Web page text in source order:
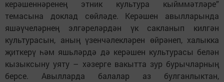
керәшеннәренең этник культура кыйммәтләре”
темасына доклад сөйләде. Керәшен авылларында
яшәүчеләрнең элгәреләрдән үк сакланып килгән
культурасын, аның үзенчәлекләрен өйрәнеп, халыкка
җиткерү һәм яшьләрдә дә керәшен культурасы белән
кызыксыну уяту – хәзерге вакытта зур бурычларның
берсе. Авылларда балалар аз булганлыктан,